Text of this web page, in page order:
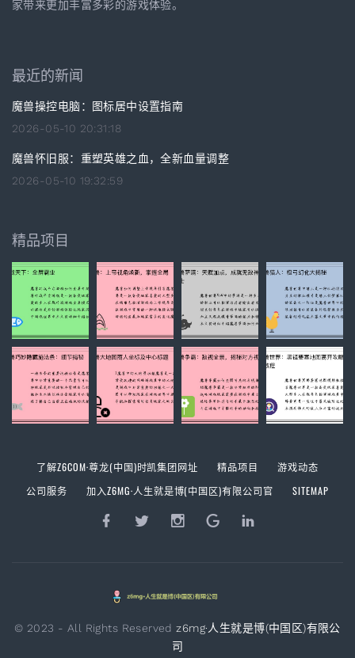
家带来更加丰富多彩的游戏体验。
最近的新闻
魔兽操控电脑：图标居中设置指南
2026-05-10 20:31:18
魔兽怀旧服：重塑英雄之血，全新血量调整
2026-05-10 19:32:59
精品项目
了解Z6COM·尊龙(中国)时凯集团网址 精品项目
游戏动态
公司服务
加入Z6MG·人生就是博(中国区)有限公司官 SITEMAP
© 2023 - All Rights Reservedz6mg·人生就是博(中国区)有限公
司